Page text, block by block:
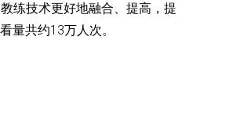
练技术更好地融合、提高，提
量共约13万人次。